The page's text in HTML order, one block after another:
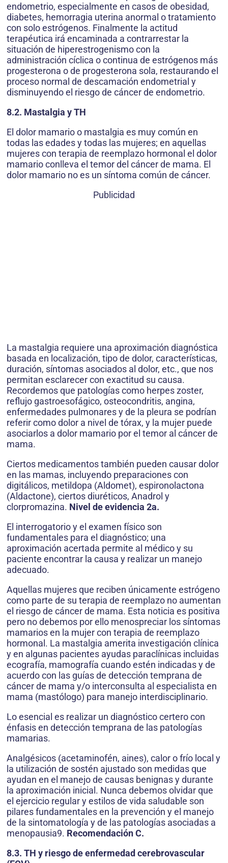
endometrio, especialmente en casos de obesidad,
diabetes, hemorragia uterina anormal o tratamiento
con solo estrógenos. Finalmente la actitud
terapéutica irá encaminada a contrarrestar la
situación de hiperestrogenismo con la
administración cíclica o continua de estrógenos más
progesterona o de progesterona sola, restaurando el
proceso normal de descamación endometrial y
disminuyendo el riesgo de cáncer de endometrio.
8.2. Mastalgia y TH
El dolor mamario o mastalgia es muy común en
todas las edades y todas las mujeres; en aquellas
mujeres con terapia de reemplazo hormonal el dolor
mamario conlleva el temor del cáncer de mama. El
dolor mamario no es un síntoma común de cáncer.
Publicidad
La mastalgia requiere una aproximación diagnóstica
basada en localización, tipo de dolor, características,
duración, síntomas asociados al dolor, etc., que nos
permitan esclarecer con exactitud su causa.
Recordemos que patologías como herpes zoster,
reflujo gastroesofágico, osteocondritis, angina,
enfermedades pulmonares y de la pleura se podrían
referir como dolor a nivel de tórax, y la mujer puede
asociarlos a dolor mamario por el temor al cáncer de
mama.
Ciertos medicamentos también pueden causar dolor
en las mamas, incluyendo preparaciones con
digitálicos, metildopa (Aldomet), espironolactona
(Aldactone), ciertos diuréticos, Anadrol y
clorpromazina. Nivel de evidencia 2a.
El interrogatorio y el examen físico son
fundamentales para el diagnóstico; una
aproximación acertada permite al médico y su
paciente encontrar la causa y realizar un manejo
adecuado.
Aquellas mujeres que reciben únicamente estrógeno
como parte de su terapia de reemplazo no aumentan
el riesgo de cáncer de mama. Esta noticia es positiva
pero no debemos por ello menospreciar los síntomas
mamarios en la mujer con terapia de reemplazo
hormonal. La mastalgia amerita investigación clínica
y en algunas pacientes ayudas paraclínicas incluidas
ecografía, mamografía cuando estén indicadas y de
acuerdo con las guías de detección temprana de
cáncer de mama y/o interconsulta al especialista en
mama (mastólogo) para manejo interdisciplinario.
Lo esencial es realizar un diagnóstico certero con
énfasis en detección temprana de las patologías
mamarias.
Analgésicos (acetaminofén, aines), calor o frío local y
la utilización de sostén ajustado son medidas que
ayudan en el manejo de causas benignas y durante
la aproximación inicial. Nunca debemos olvidar que
el ejercicio regular y estilos de vida saludable son
pilares fundamentales en la prevención y el manejo
de la sintomatología y de las patologías asociadas a
menopausia9. Recomendación C.
8.3. TH y riesgo de enfermedad cerebrovascular